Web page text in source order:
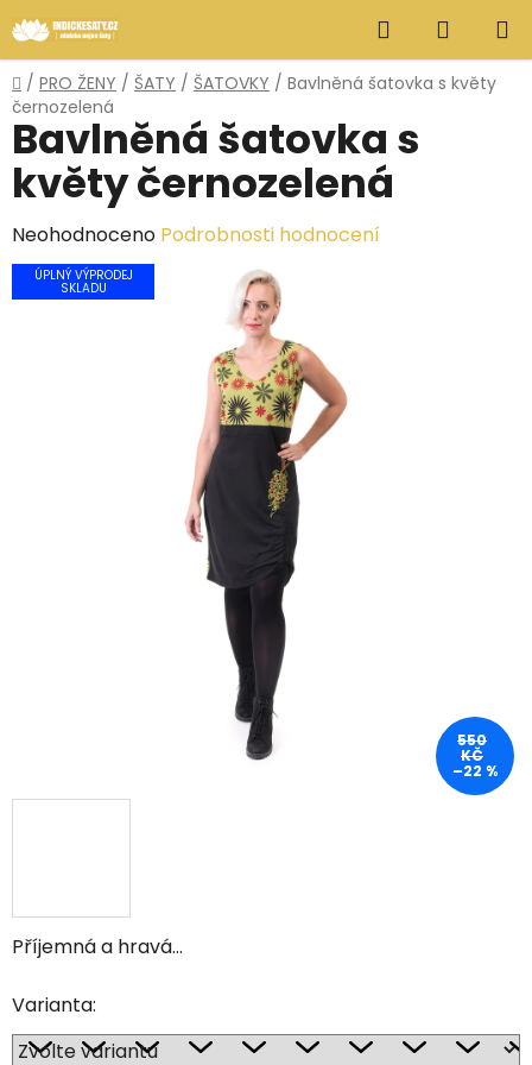
na
obsah
Hledat
KOŠÍK
Domů
/ PRO ŽENY / ŠATY / ŠATOVKY / Bavlněná šatovka s květy
černozelená
Příjemná a hravá...
Varianta:
Bavlněná šatovka s
květy černozelená
Průměrné
hodnocení
produktu
Neohodnoceno Podrobnosti hodnocení
ÚPLNÝ VÝPRODEJ
SKLADU
550
KČ
–22 %